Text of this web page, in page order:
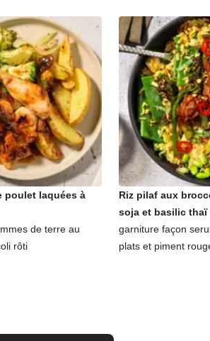
poulet laquées à
de terre au
rôti
Riz pilaf aux
soja et basilic thaï
garniture façon
plats et piment